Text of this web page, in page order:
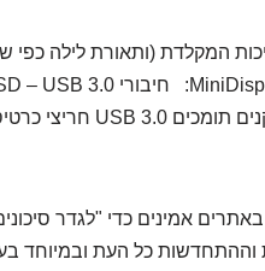
המקלדת (ותאורת לילה כפי
אמינים כדי "לגדר
וההתחדשות כל העת